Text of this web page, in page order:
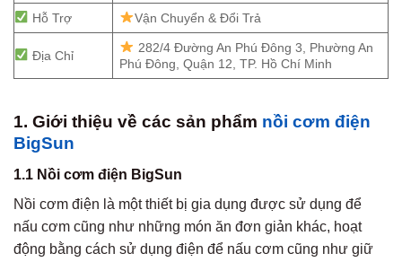
Hỗ Trợ Vận Chuyển & Đổi Trả
Địa Chỉ
282/4 Đường An Phú Đông 3, Phường An
Phú Đông, Quận 12, TP. Hồ Chí Minh
1. Giới thiệu về các sản phẩm nồi cơm điện
BigSun
1.1 Nồi cơm điện BigSun
Nồi cơm điện là một thiết bị gia dụng được sử dụng để
nấu cơm cũng như những món ăn đơn giản khác, hoạt
động bằng cách sử dụng điện để nấu cơm cũng như giữ